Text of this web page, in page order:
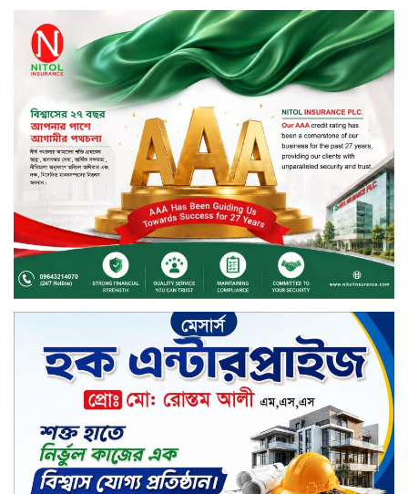
স্মার্টফোন ডিসপ্লেতে নতুন যুগ: ০ মিমি
বর্ডারলেস কনসেপ্ট আনল টেকনো
মাধবপুরে সিএনজি ও ট্রাকের মুখোমুখি
সংঘর্ষে নিহত দুই জন
ইসলামী ব্যাংকের শরী’আহ
সুপারভাইজরি কমিটির সভা অনুষ্ঠিত
বর্ষায় মানুষের পাশে বাংলালিংক; ১০
সিটি করপোরেশনে ১২ হাজারের বেশি
রেইনকোট বিতরণ
চুয়াডাঙ্গার জীবননগর সীমান্তে
বিএসএফের ৩ জনকে পুশ-ইন চেষ্টা
প্রতিহত করল বিজিবি
সিলেট জুড়ে বিষধর সাপ গুলো জঙ্গল
ছেড়ে লোকালয়ে আশ্রয় খুঁজছে